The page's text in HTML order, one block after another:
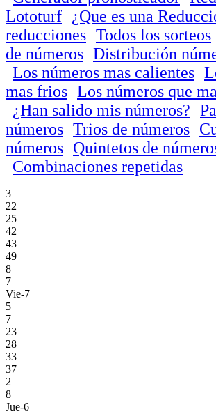
Lototurf
¿Que es una
reducciones Todos los sorteos
de números Distribución
Los números mas calientes
mas frios Los números que
¿Han salido mis números?
números Trios de números
números Quintetos de
Combinaciones repetidas
3
22
25
42
43
49
8
7
Vie-7
5
7
23
28
33
37
2
8
Jue-6